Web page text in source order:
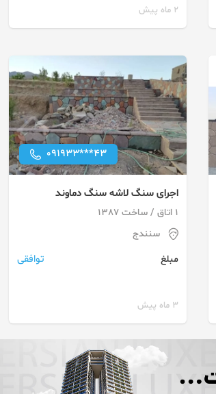
2 ماه پیش
091933***43
اجرای سنگ لاشه سنگ دماوند
1 اتاق / ساخت 1387
سنندج
مبلغ
توافقی
3 ماه پیش